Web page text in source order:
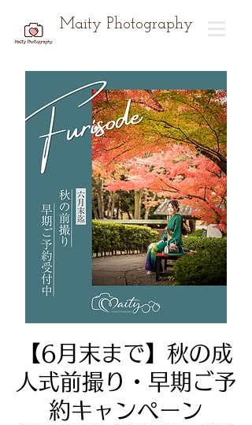
Maity Photography
【6月末まで】秋の成
人式前撮り・早期ご予
約キャンペーン